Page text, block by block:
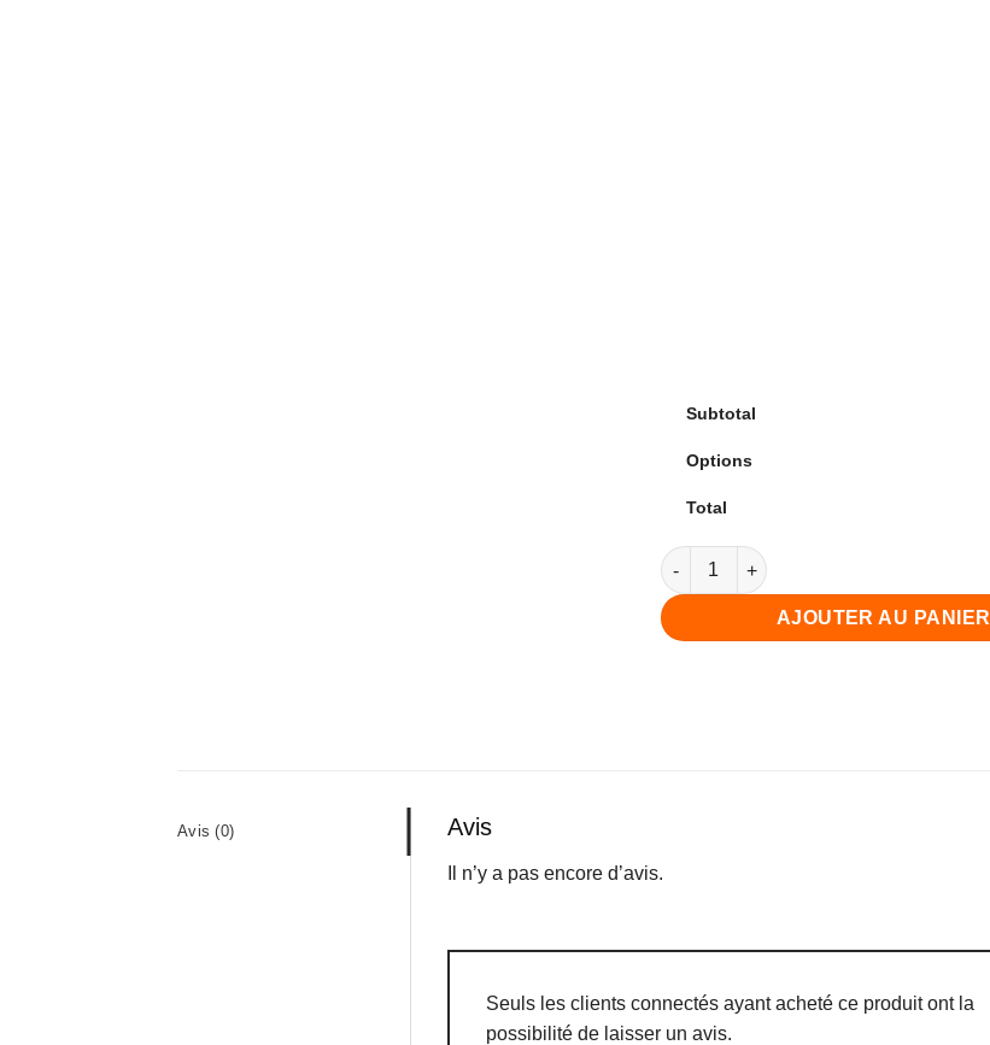
Subtotal
Options
Total
quantité de Animation Enseigne
AJOUTER AU PANIER
Avis (0) Avis
Il n’y a pas encore d’avis.
Seuls les clients connectés ayant acheté ce produit ont la
possibilité de laisser un avis.